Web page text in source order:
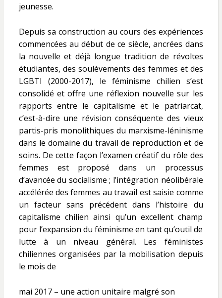
jeunesse.
Depuis sa construction au cours des expériences
commencées au début de ce siècle, ancrées dans
la nouvelle et déjà longue tradition de révoltes
étudiantes, des soulèvements des femmes et des
LGBTI (2000-2017), le féminisme chilien s’est
consolidé et offre une réflexion nouvelle sur les
rapports entre le capitalisme et le patriarcat,
c’est-à-dire une révision conséquente des vieux
partis-pris monolithiques du marxisme-léninisme
dans le domaine du travail de reproduction et de
soins. De cette façon l’examen créatif du rôle des
femmes est proposé dans un processus
d’avancée du socialisme ; l’intégration néolibérale
accélérée des femmes au travail est saisie comme
un facteur sans précédent dans l’histoire du
capitalisme chilien ainsi qu’un excellent champ
pour l’expansion du féminisme en tant qu’outil de
lutte à un niveau général. Les féministes
chiliennes organisées par la mobilisation depuis
le mois de
mai 2017 – une action unitaire malgré son